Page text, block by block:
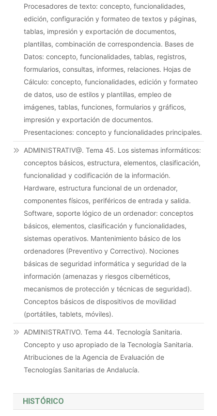
Procesadores de texto: concepto, funcionalidades,
edición, configuración y formateo de textos y páginas,
tablas, impresión y exportación de documentos,
plantillas, combinación de correspondencia. Bases de
Datos: concepto, funcionalidades, tablas, registros,
formularios, consultas, informes, relaciones. Hojas de
Cálculo: concepto, funcionalidades, edición y formateo
de datos, uso de estilos y plantillas, empleo de
imágenes, tablas, funciones, formularios y gráficos,
impresión y exportación de documentos.
Presentaciones: concepto y funcionalidades principales.
ADMINISTRATIV@. Tema 45. Los sistemas informáticos:
conceptos básicos, estructura, elementos, clasificación,
funcionalidad y codificación de la información.
Hardware, estructura funcional de un ordenador,
componentes físicos, periféricos de entrada y salida.
Software, soporte lógico de un ordenador: conceptos
básicos, elementos, clasificación y funcionalidades,
sistemas operativos. Mantenimiento básico de los
ordenadores (Preventivo y Correctivo). Nociones
básicas de seguridad informática y seguridad de la
información (amenazas y riesgos cibernéticos,
mecanismos de protección y técnicas de seguridad).
Conceptos básicos de dispositivos de movilidad
(portátiles, tablets, móviles).
ADMINISTRATIVO. Tema 44. Tecnología Sanitaria.
Concepto y uso apropiado de la Tecnología Sanitaria.
Atribuciones de la Agencia de Evaluación de
Tecnologías Sanitarias de Andalucía.
HISTÓRICO